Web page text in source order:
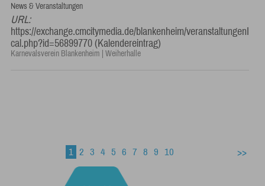
News & Veranstaltungen
URL:
https://exchange.cmcitymedia.de/blankenheim/veranstaltungenI
cal.php?id=56899770 (Kalendereintrag)
Karnevalsverein Blankenheim | Weiherhalle
1 2 3 4 5 6 7 8 9 10